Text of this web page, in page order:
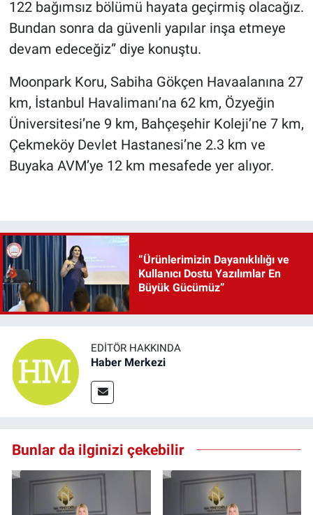
122 bağımsız bölümü hayata geçirmiş olacağız.
Bundan sonra da güvenli yapılar inşa etmeye
devam edeceğiz” diye konuştu.
Moonpark Koru, Sabiha Gökçen Havaalanına 27
km, İstanbul Havalimanı’na 62 km, Özyeğin
Üniversitesi’ne 9 km, Bahçeşehir Koleji’ne 7 km,
Çekmeköy Devlet Hastanesi’ne 2.3 km ve
Buyaka AVM’ye 12 km mesafede yer alıyor.
“Ürünlerimizin Dayanıklılığı ve
Kullanıcı Dostu Yazılımlar En
Büyük Gücümüz”
EDITÖR HAKKINDA
Haber Merkezi
Bunlar da ilginizi çekebilir